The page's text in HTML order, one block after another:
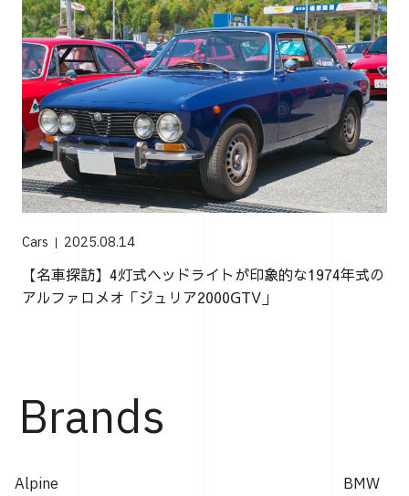
Cars 2025.08.14
【名車探訪】4灯式ヘッドライトが印象的な1974年式の
アルファロメオ「ジュリア2000GTV」
Brands
Alpine BMW